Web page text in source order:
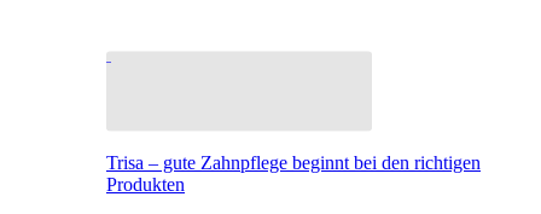
Trisa – gute Zahnpflege beginnt bei den richtigen
Produkten